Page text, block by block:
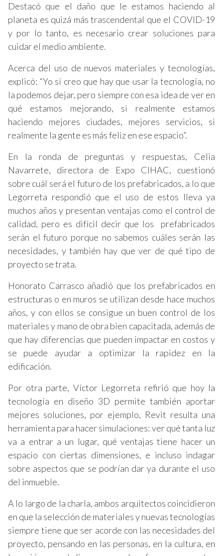
Destacó que el daño que le estamos haciendo al
planeta es quizá más trascendental que el COVID-19
y por lo tanto, es necesario crear soluciones para
cuidar el medio ambiente.
Acerca del uso de nuevos materiales y tecnologías,
explicó: “Yo sí creo que hay que usar la tecnología, no
la podemos dejar, pero siempre con esa idea de ver en
qué estamos mejorando, si realmente estamos
haciendo mejores ciudades, mejores servicios, si
realmente la gente es más feliz en ese espacio”.
En la ronda de preguntas y respuestas, Celia
Navarrete, directora de Expo CIHAC, cuestionó
sobre cuál será el futuro de los prefabricados, a lo que
Legorreta respondió que el uso de estos lleva ya
muchos años y presentan ventajas como el control de
calidad, pero es difícil decir que los prefabricados
serán el futuro porque no sabemos cuáles serán las
necesidades, y también hay que ver de qué tipo de
proyecto se trata.
Honorato Carrasco añadió que los prefabricados en
estructuras o en muros se utilizan desde hace muchos
años, y con ellos se consigue un buen control de los
materiales y mano de obra bien capacitada, además de
que hay diferencias que pueden impactar en costos y
se puede ayudar a optimizar la rapidez en la
edificación.
Por otra parte, Víctor Legorreta refirió que hoy la
tecnología en diseño 3D permite también aportar
mejores soluciones, por ejemplo, Revit resulta una
herramienta para hacer simulaciones: ver qué tanta luz
va a entrar a un lugar, qué ventajas tiene hacer un
espacio con ciertas dimensiones, e incluso indagar
sobre aspectos que se podrían dar ya durante el uso
del inmueble.
A lo largo de la charla, ambos arquitectos coincidieron
en que la selección de materiales y nuevas tecnologías
siempre tiene que ser acorde con las necesidades del
proyecto, pensando en las personas, en la cultura, en